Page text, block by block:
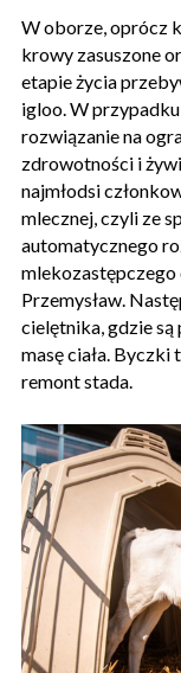
W oborze, oprócz
krowy zasuszone
etapie życia
igloo. W
rozwiązanie na
zdrowotności i
najmłodsi
mlecznej, czyli ze
automatycznego
mlekozastępczego
Przemysław.
cielętnika, gdzie są
masę ciała. Byczki
remont stada.